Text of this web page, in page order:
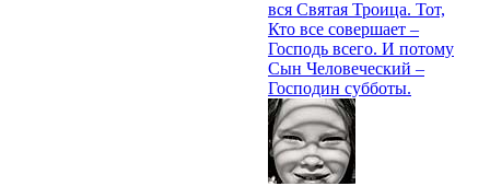
вся Святая Троица. Тот,
Кто все совершает –
Господь всего. И потому
Сын Человеческий –
Господин субботы.